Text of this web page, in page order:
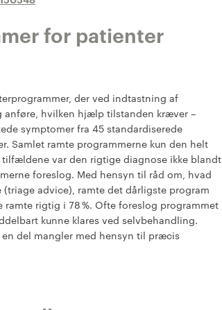
for patienter
der ved indtastning af
anføre, hvilken hjælp tilstanden kræver –
symptomer fra 45 standardiserede
Samlet ramte programmerne kun den helt
var den rigtige diagnose ikke blandt
foreslog. Med hensyn til råd om, hvad
advice), ramte det dårligste program
rigtig i 78 %. Ofte foreslog programmet
kunne klares ved selvbehandling.
del mangler med hensyn til præcis